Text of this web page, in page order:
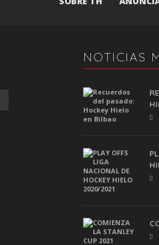
NOTICIAS